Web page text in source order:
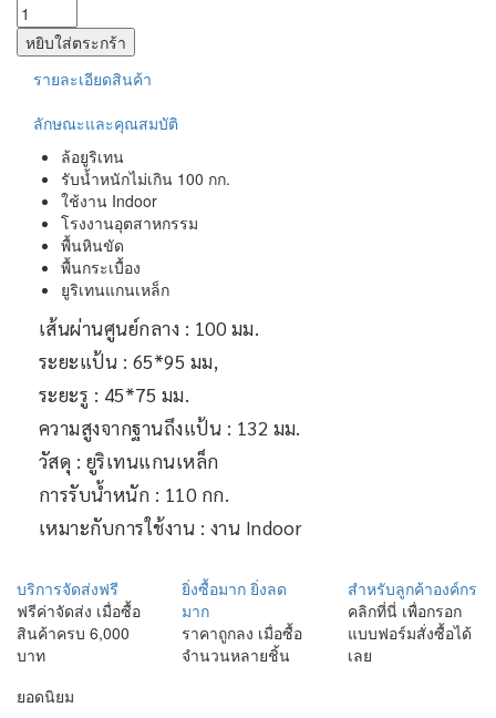
รายละเอียดสินค้า
ลักษณะและคุณสมบัติ
ล้อยูริเทน
รับน้ำหนักไม่เกิน 100 กก.
ใช้งาน Indoor
โรงงานอุตสาหกรรม
พื้นหินขัด
พื้นกระเบื้อง
ยูริเทนแกนเหล็ก
เส้นผ่านศูนย์กลาง : 100 มม.
ระยะแป้น : 65*95 มม,
ระยะรู : 45*75 มม.
ความสูงจากฐานถึงแป้น : 132 มม.
วัสดุ : ยูริเทนแกนเหล็ก
การรับน้ำหนัก : 110 กก.
เหมาะกับการใช้งาน : งาน Indoor
บริการจัดส่งฟรี
ฟรีค่าจัดส่ง เมื่อซื้อ
สินค้าครบ 6,000
บาท
ยิ่งซื้อมาก ยิ่งลด
มาก
ราคาถูกลง เมื่อซื้อ
จำนวนหลายชิ้น
สำหรับลูกค้าองค์กร
คลิกที่นี่ เพื่อกรอก
แบบฟอร์มสั่งซื้อได้
เลย
ยอดนิยม